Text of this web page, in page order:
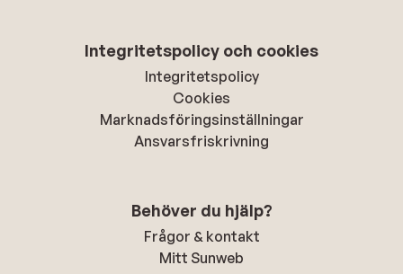
Integritetspolicy och cookies
Integritetspolicy
Cookies
Marknadsföringsinställningar
Ansvarsfriskrivning
Behöver du hjälp?
Frågor & kontakt
Mitt Sunweb